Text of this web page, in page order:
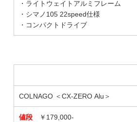
・ライトウェイトアルミフレーム
・シマノ105 22speed仕様
・コンパクトドライブ
COLNAGO ＜CX-ZERO Alu＞
値段 ￥179,000-